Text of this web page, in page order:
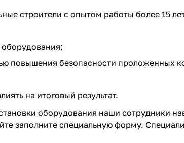
строители с опытом работы более 15
оборудования;
повышения безопасности проложенных
на итоговый результат.
оборудования наши сотрудники
заполните специальную форму.